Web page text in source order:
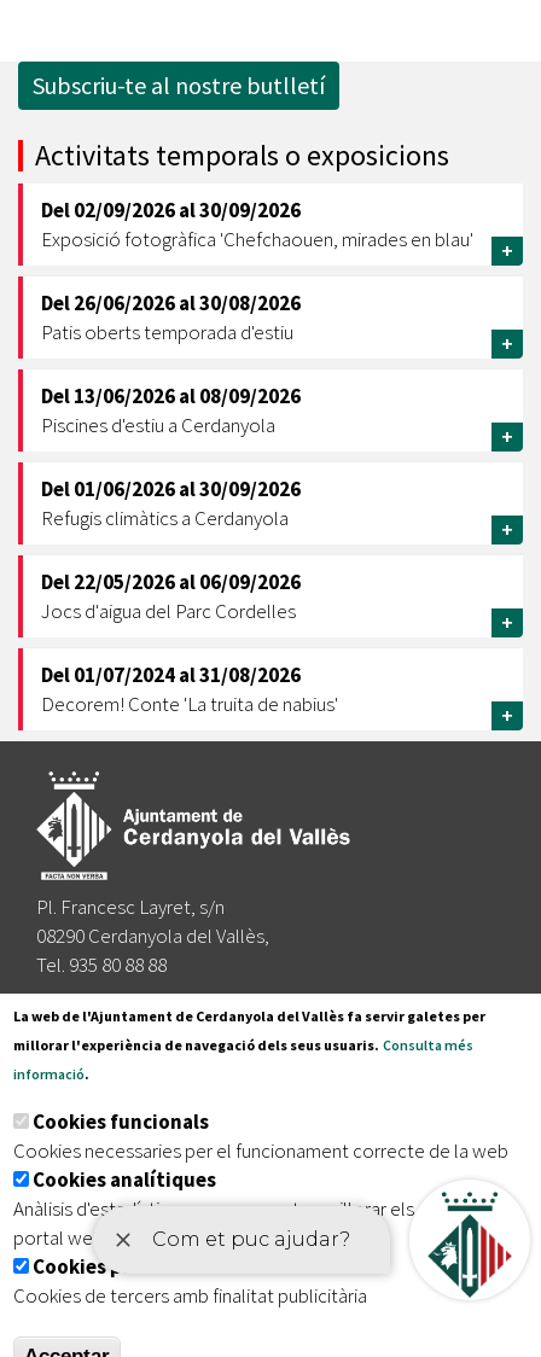
Subscriu-te al nostre butlletí
Activitats temporals o exposicions
Del02/09/2026al30/09/2026
Exposició fotogràfica 'Chefchaouen, mirades en blau'
+
Del26/06/2026al30/08/2026
Patis oberts temporada d'estiu
+
Del13/06/2026al08/09/2026
Piscines d'estiu a Cerdanyola
+
Del01/06/2026al30/09/2026
Refugis climàtics a Cerdanyola
+
Del22/05/2026al06/09/2026
Jocs d'aigua del Parc Cordelles
+
Del01/07/2024al31/08/2026
Decorem! Conte 'La truita de nabius'
+
Pl. Francesc Layret, s/n
08290 Cerdanyola del Vallès,
Tel. 935 80 88 88
Segueix-nos a:
Subscriu-te al nostre butlletí
Inici | Avís legal | Protecció de dades Mapa del lloc
| Accessibilitat
La web de l'Ajuntament de Cerdanyola del Vallès fa servir galetes per
millorar l'experiència de navegació dels seus usuaris. Consulta més
informació.
Cookies funcionals
Cookies necessaries per el funcionament correcte de la web
Cookies analítiques
Anàlisis d'estadístiques que permeten millorar els serveis del
portal web
Cookies publicitàries
Cookies de tercers amb finalitat publicitària